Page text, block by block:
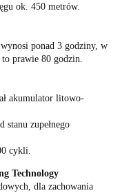
ok. 450 metrów.
ponad 3 godziny, w
prawie 80 godzin.
akumulator litowo-
stanu zupełnego
cykli.
Technology
dla zachowania